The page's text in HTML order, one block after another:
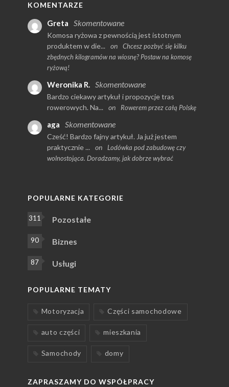
KOMENTARZE
Greta Skomentowane
Komosa ryżowa z pewnością jest istotnym
produktem w die...
on
Chcesz pozbyć się kilku
zbędnych kilogramów na wiosnę? Postaw na komosę
ryżową!
Weronika R. Skomentowane
Bardzo ciekawy artykuł i propozycje tras
rowerowych. Na...
on Rowerem przez całą Polskę
aga Skomentowane
Cześć! Bardzo fajny artykuł. Ja już jestem
praktycznie ...
on
Lodówka pod zabudowę czy
wolnostojąca. Doradzamy, jak dobrze wybrać
POPULARNE KATEGORIE
311 Pozostałe
90 Biznes
87 Usługi
POPULARNE TEMATY
Motoryzacja Części samochodowe
auto części mieszkania
Samochody domy
ZAPRASZAMY DO WSPÓŁPRACY